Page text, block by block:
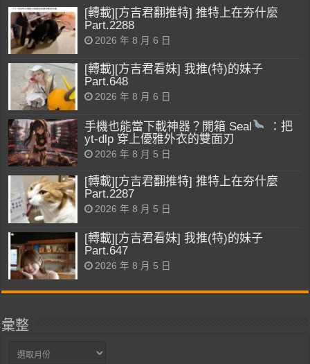
[轉載][方吉君翻推特] 推特上在夯什麼
Part.2288
2026 年 8 月 6 日
[轉載][方吉君看妹] 我推(特)的妹子
Part.648
2026 年 8 月 6 日
手機也能當下載神器？開箱 Seal
：把
yt-dlp 穿上優雅外衣的雙面刃
2026 年 8 月 5 日
[轉載][方吉君翻推特] 推特上在夯什麼
Part.2287
2026 年 8 月 5 日
[轉載][方吉君看妹] 我推(特)的妹子
Part.647
2026 年 8 月 5 日
彙整
彙